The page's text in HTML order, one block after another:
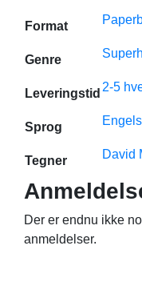
Format
Genre
Leveringstid 2-5
Sprog
Tegner David
Der er endnu ikke
anmeldelser.